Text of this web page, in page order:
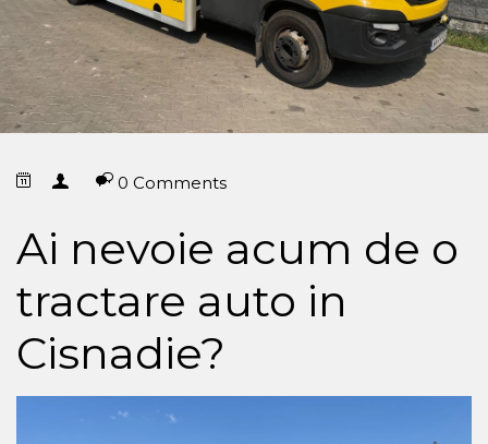
0 Comments
Ai nevoie acum de o
tractare auto in
Cisnadie?